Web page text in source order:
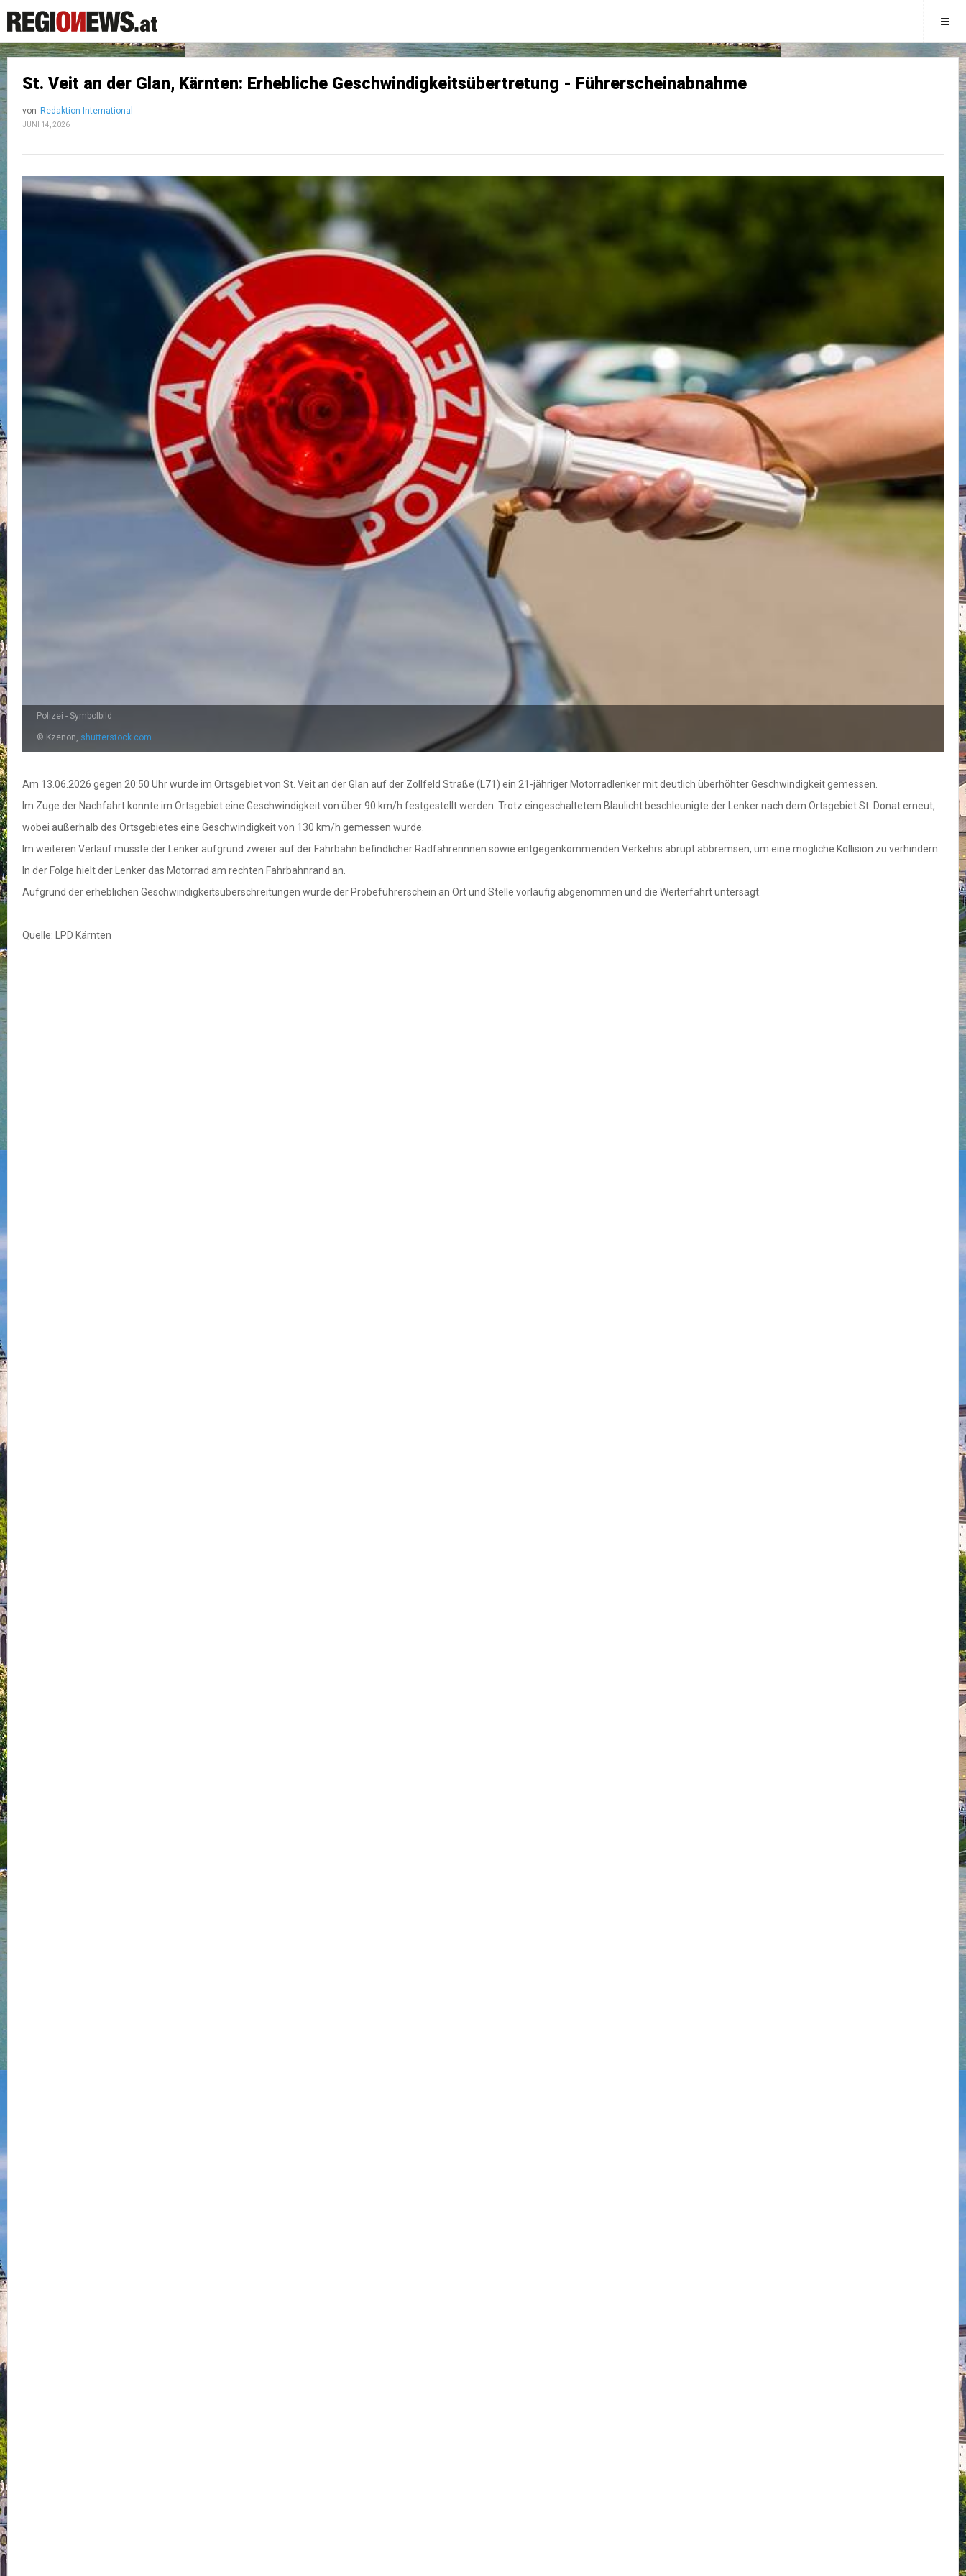
St. Veit an der Glan, Kärnten: Erhebliche Geschwindigkeitsübertretung - Führerscheinabnahme
von Redaktion International
JUNI 14, 2026
Polizei - Symbolbild
© Kzenon, shutterstock.com
Am 13.06.2026 gegen 20:50 Uhr wurde im Ortsgebiet von St. Veit an der Glan auf der Zollfeld Straße (L71) ein 21-jähriger Motorradlenker mit deutlich überhöhter Geschwindigkeit gemessen.
Im Zuge der Nachfahrt konnte im Ortsgebiet eine Geschwindigkeit von über 90 km/h festgestellt werden. Trotz eingeschaltetem Blaulicht beschleunigte der Lenker nach dem Ortsgebiet St. Donat erneut,
wobei außerhalb des Ortsgebietes eine Geschwindigkeit von 130 km/h gemessen wurde.
Im weiteren Verlauf musste der Lenker aufgrund zweier auf der Fahrbahn befindlicher Radfahrerinnen sowie entgegenkommenden Verkehrs abrupt abbremsen, um eine mögliche Kollision zu verhindern.
In der Folge hielt der Lenker das Motorrad am rechten Fahrbahnrand an.
Aufgrund der erheblichen Geschwindigkeitsüberschreitungen wurde der Probeführerschein an Ort und Stelle vorläufig abgenommen und die Weiterfahrt untersagt.
Quelle: LPD Kärnten